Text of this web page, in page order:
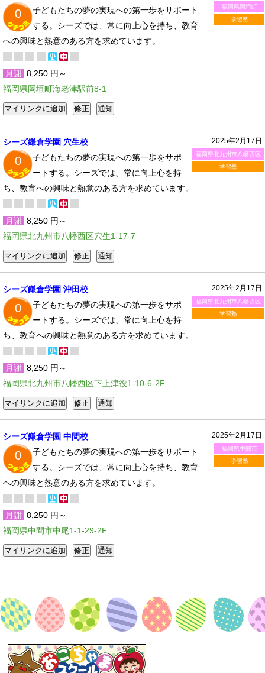
福岡県岡垣町
学習塾
0
子どもたちの夢の実現への第一歩をサポート
する。シーズでは、常に向上心を持ち、教育
への興味と熱意のある方を求めています。
月謝 8,250 円～
福岡県岡垣町海老津駅前8-1
2025年2月17日
福岡県北九州市八幡西区
学習塾
シーズ鎌倉学園 穴生校
0
子どもたちの夢の実現への第一歩をサポ
ートする。シーズでは、常に向上心を持
ち、教育への興味と熱意のある方を求めています。
月謝 8,250 円～
福岡県北九州市八幡西区穴生1-17-7
2025年2月17日
福岡県北九州市八幡西区
学習塾
シーズ鎌倉学園 沖田校
0
子どもたちの夢の実現への第一歩をサポ
ートする。シーズでは、常に向上心を持
ち、教育への興味と熱意のある方を求めています。
月謝 8,250 円～
福岡県北九州市八幡西区下上津役1-10-6-2F
2025年2月17日
福岡県中間市
学習塾
シーズ鎌倉学園 中間校
0
子どもたちの夢の実現への第一歩をサポート
する。シーズでは、常に向上心を持ち、教育
への興味と熱意のある方を求めています。
月謝 8,250 円～
福岡県中間市中尾1-1-29-2F